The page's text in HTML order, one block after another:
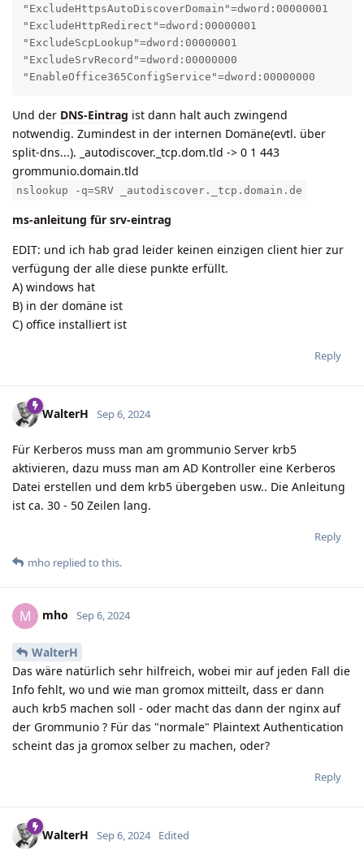
"ExcludeHttpsAutoDiscoverDomain"=dword:00000001
"ExcludeHttpRedirect"=dword:00000001
"ExcludeScpLookup"=dword:00000001
"ExcludeSrvRecord"=dword:00000000
"EnableOffice365ConfigService"=dword:00000000
Und der DNS-Eintrag ist dann halt auch zwingend
notwendig. Zumindest in der internen Domäne(evtl. über
split-dns...). _autodiscover._tcp.dom.tld -> 0 1 443
grommunio.domain.tld
nslookup -q=SRV _autodiscover._tcp.domain.de
ms-anleitung für srv-eintrag
EDIT: und ich hab grad leider keinen einzigen client hier zur
verfügung der alle diese punkte erfüllt.
A) windows hat
B) in der domäne ist
C) office installiert ist
Reply
WalterH Sep 6, 2024
Für Kerberos muss man am grommunio Server krb5
aktivieren, dazu muss man am AD Kontroller eine Kerberos
Datei erstellen und dem krb5 übergeben usw.. Die Anleitung
ist ca. 30 - 50 Zeilen lang.
Reply
mho replied to this.
M mho Sep 6, 2024
WalterH
Das wäre natürlich sehr hilfreich, wobei mir auf jeden Fall die
Info fehlt, wo und wie man gromox mitteilt, dass er dann
auch krb5 machen soll - oder macht das dann der nginx auf
der Grommunio ? Für das "normale" Plaintext Authentication
scheint das ja gromox selber zu machen, oder?
Reply
WalterH Sep 6, 2024 Edited